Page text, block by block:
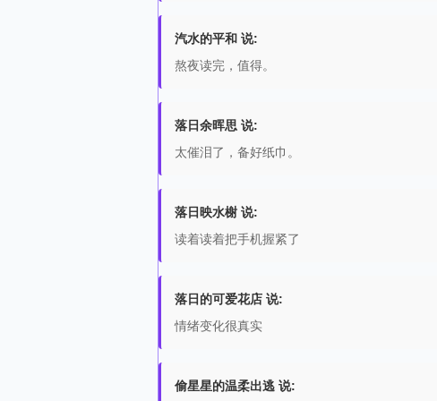
汽水的平和 说:
熬夜读完，值得。
落日余晖思 说:
太催泪了，备好纸巾。
落日映水榭 说:
读着读着把手机握紧了
落日的可爱花店 说:
情绪变化很真实
偷星星的温柔出逃 说: